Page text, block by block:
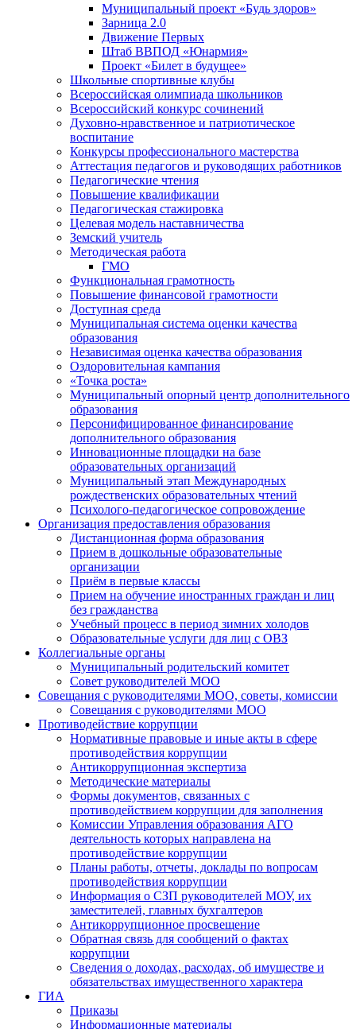
Муниципальный проект «Будь здоров»
Зарница 2.0
Движение Первых
Штаб ВВПОД «Юнармия»
Проект «Билет в будущее»
Школьные спортивные клубы
Всероссийская олимпиада школьников
Всероссийский конкурс сочинений
Духовно-нравственное и патриотическое
воспитание
Конкурсы профессионального мастерства
Аттестация педагогов и руководящих работников
Педагогические чтения
Повышение квалификации
Педагогическая стажировка
Целевая модель наставничества
Земский учитель
Методическая работа
ГМО
Функциональная грамотность
Повышение финансовой грамотности
Доступная среда
Муниципальная система оценки качества
образования
Независимая оценка качества образования
Оздоровительная кампания
«Точка роста»
Муниципальный опорный центр дополнительного
образования
Персонифицированное финансирование
дополнительного образования
Инновационные площадки на базе
образовательных организаций
Муниципальный этап Международных
рождественских образовательных чтений
Психолого-педагогическое сопровождение
Организация предоставления образования
Дистанционная форма образования
Прием в дошкольные образовательные
организации
Приём в первые классы
Прием на обучение иностранных граждан и лиц
без гражданства
Учебный процесс в период зимних холодов
Образовательные услуги для лиц с ОВЗ
Коллегиальные органы
Муниципальный родительский комитет
Совет руководителей МОО
Совещания с руководителями МОО, советы, комиссии
Совещания с руководителями МОО
Противодействие коррупции
Нормативные правовые и иные акты в сфере
противодействия коррупции
Антикоррупционная экспертиза
Методические материалы
Формы документов, связанных с
противодействием коррупции для заполнения
Комиссии Управления образования АГО
деятельность которых направлена на
противодействие коррупции
Планы работы, отчеты, доклады по вопросам
противодействия коррупции
Информация о СЗП руководителей МОУ, их
заместителей, главных бухгалтеров
Антикоррупционное просвещение
Обратная связь для сообщений о фактах
коррупции
Сведения о доходах, расходах, об имуществе и
обязательствах имущественного характера
ГИА
Приказы
Информационные материалы